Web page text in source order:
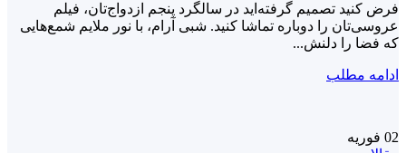
فرض کنید تصمیم گرفته‌اید در سالگرد پنجم ازدواج‌تان، فیلم
عروسی‌تان را دوباره تماشا کنید. شبی آرام، با نور ملایم شمع‌هایی
که فضا را دلنش...
ادامه مطلب
02 فوریه